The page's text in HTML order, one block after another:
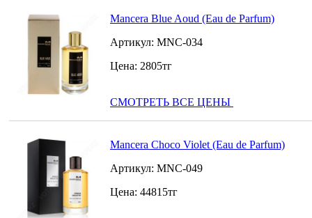
Mancera Blue Aoud (Eau de Parfum)
Артикул: MNC-034
Цена: 2805тг
СМОТРЕТЬ ВСЕ ЦЕНЫ
Mancera Choco Violet (Eau de Parfum)
Артикул: MNC-049
Цена: 44815тг